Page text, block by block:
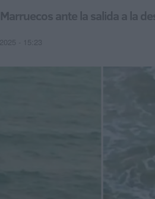
ante la salida a la
- 15:23